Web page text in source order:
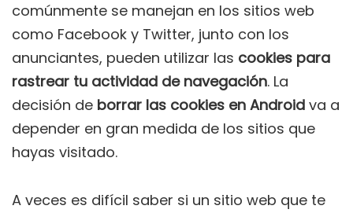
comúnmente se manejan en los sitios web
como Facebook y Twitter, junto con los
anunciantes, pueden utilizar las cookies para
rastrear tu actividad de navegación. La
decisión de borrar las cookies en Android va a
depender en gran medida de los sitios que
hayas visitado.
A veces es difícil saber si un sitio web que te